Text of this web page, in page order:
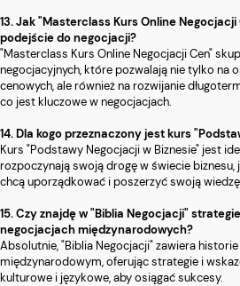
13. Jak "Masterclass Kurs Online
podejście do negocjacji?
"Masterclass Kurs Online Negocjacji Cen"
negocjacyjnych, które pozwalają nie tylko na
cenowych, ale również na rozwijanie
co jest kluczowe w negocjacjach.
14. Dla kogo przeznaczony jest kurs
Kurs "Podstawy Negocjacji w Biznesie" jest
rozpoczynają swoją drogę w świecie
chcą uporządkować i poszerzyć swoją
15. Czy znajdę w "Biblia Negocjacji"
negocjacjach międzynarodowych?
Absolutnie, "Biblia Negocjacji" zawiera
międzynarodowym, oferując strategie i
kulturowe i językowe, aby osiągać sukcesy.